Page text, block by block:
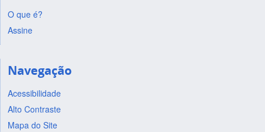
O que é?
Assine
Navegação
Acessibilidade
Alto Contraste
Mapa do Site